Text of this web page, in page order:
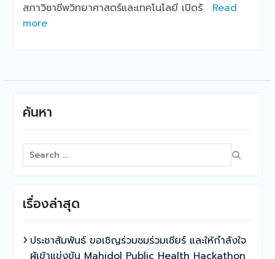
สภาวิชาชีพวิทยาศาสตร์และเทคโนโลยี เปิดรั
Read
more
ค้นหา
Search
for:
เรื่องล่าสุด
ประชาสัมพันธ์ ขอเชิญร่วมชมร่วมเชียร์ และให้กำลังใจ
ผู้เข้าแข่งขัน Mahidol Public Health Hackathon